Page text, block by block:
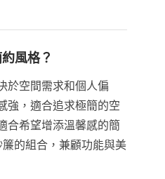
風格？
於空間需求和個人偏
強，適合追求極簡的空
合希望增添溫馨感的簡
的組合，兼顧功能與美